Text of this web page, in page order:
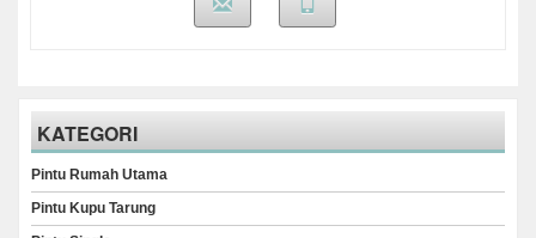
KATEGORI
Pintu Rumah Utama
Pintu Kupu Tarung